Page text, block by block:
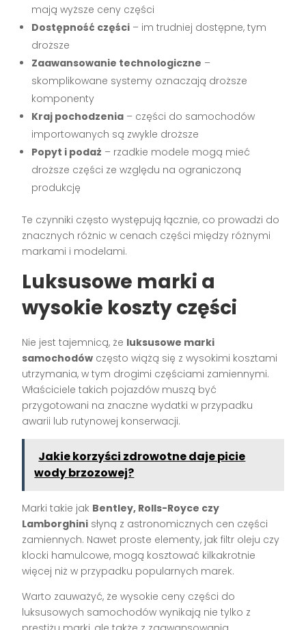
mają wyższe ceny części
Dostępność części – im trudniej dostępne, tym
droższe
Zaawansowanie technologiczne –
skomplikowane systemy oznaczają droższe
komponenty
Kraj pochodzenia – części do samochodów
importowanych są zwykle droższe
Popyt i podaż – rzadkie modele mogą mieć
droższe części ze względu na ograniczoną
produkcję
Te czynniki często występują łącznie, co prowadzi do
znacznych różnic w cenach części między różnymi
markami i modelami.
Luksusowe marki a
wysokie koszty części
Nie jest tajemnicą, że luksusowe marki
samochodów często wiążą się z wysokimi kosztami
utrzymania, w tym drogimi częściami zamiennymi.
Właściciele takich pojazdów muszą być
przygotowani na znaczne wydatki w przypadku
awarii lub rutynowej konserwacji.
Jakie korzyści zdrowotne daje picie
wody brzozowej?
Marki takie jak Bentley, Rolls-Royce czy
Lamborghini słyną z astronomicznych cen części
zamiennych. Nawet proste elementy, jak filtr oleju czy
klocki hamulcowe, mogą kosztować kilkakrotnie
więcej niż w przypadku popularnych marek.
Warto zauważyć, że wysokie ceny części do
luksusowych samochodów wynikają nie tylko z